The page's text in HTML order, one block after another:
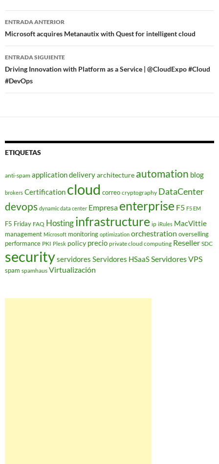
Navegador
de
entradas
ENTRADA ANTERIOR
Microsoft acquires Metanautix with Quest for intelligent cloud
ENTRADA SIGUIENTE
Driving Innovation with Platform as a Service | @CloudExpo #Cloud
#DevOps
ETIQUETAS
anti-spam application deliveryarchitecture automation blog
brokers Certification cloud correo cryptography DataCenter
devops dynamic data center Empresa enterprise F5 F5 EM
F5 Friday FAQ Hostinginfrastructure ip iRules MacVittie
management Microsoft monitoring optimization orchestration overselling
performance PKI Plesk policy precio private cloud computing Reseller SDC
securityservidores Servidores HSaaSServidores VPS
spam spamhaus Virtualización